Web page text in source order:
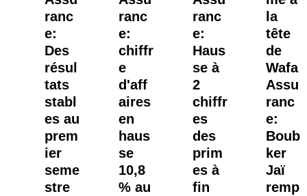
ranc
e:
Des
résul
tats
stabl
es au
prem
ier
seme
stre
ranc
e:
chiffr
e
d'aff
aires
en
haus
se
10,8
% au
ranc
e:
Haus
se à
2
chiffr
es
des
prim
es à
fin
la
tête
de
Wafa
Assu
ranc
e:
Boub
ker
Jaï
remp